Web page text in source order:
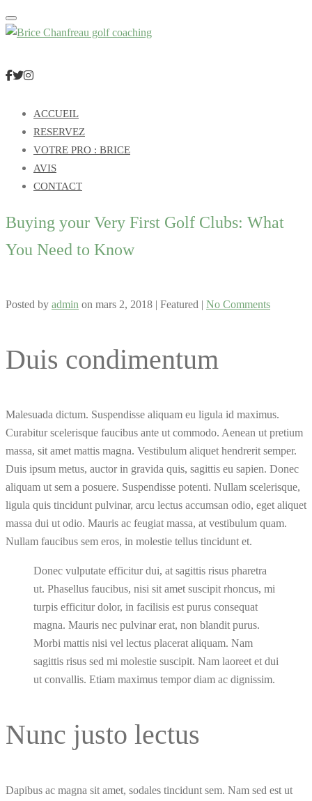
Toggle navigation
ACCUEIL
RESERVEZ
VOTRE PRO : BRICE
AVIS
CONTACT
Buying your Very First Golf Clubs: What
You Need to Know
Posted by admin on mars 2, 2018 | Featured | No Comments
Duis condimentum
Malesuada dictum. Suspendisse aliquam eu ligula id maximus.
Curabitur scelerisque faucibus ante ut commodo. Aenean ut pretium
massa, sit amet mattis magna. Vestibulum aliquet hendrerit semper.
Duis ipsum metus, auctor in gravida quis, sagittis eu sapien. Donec
aliquam ut sem a posuere. Suspendisse potenti. Nullam scelerisque,
ligula quis tincidunt pulvinar, arcu lectus accumsan odio, eget aliquet
massa dui ut odio. Mauris ac feugiat massa, at vestibulum quam.
Nullam faucibus sem eros, in molestie tellus tincidunt et.
Donec vulputate efficitur dui, at sagittis risus pharetra
ut. Phasellus faucibus, nisi sit amet suscipit rhoncus, mi
turpis efficitur dolor, in facilisis est purus consequat
magna. Mauris nec pulvinar erat, non blandit purus.
Morbi mattis nisi vel lectus placerat aliquam. Nam
sagittis risus sed mi molestie suscipit. Nam laoreet et dui
ut convallis. Etiam maximus tempor diam ac dignissim.
Nunc justo lectus
Dapibus ac magna sit amet, sodales tincidunt sem. Nam sed est ut